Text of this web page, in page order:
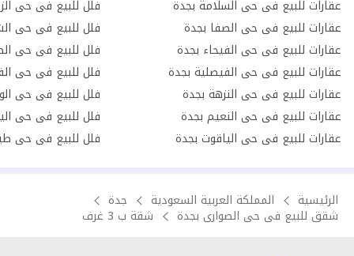
عقارات للبيع فى حى السلامة بجدة
عقارات للبيع فى حى الصفا بجدة
عقارات للبيع فى حى الفيحاء بجدة
عقارات للبيع فى حى الفيصلية بجدة
عقارات للبيع فى حى النزهة بجدة
عقارات للبيع فى حى النعيم بجدة
عقارات للبيع فى حى الياقوت بجدة
فلل للبيع فى حى
فلل للبيع فى حى
فلل للبيع فى حى
فلل للبيع فى حى
فلل للبيع فى حى
فلل للبيع فى حى
فلل للبيع فى حى
الرئيسية المملكة العربية السعودية جدة
شقق للبيع فى حى الصوارى بجدة شقة ب 3 غرف